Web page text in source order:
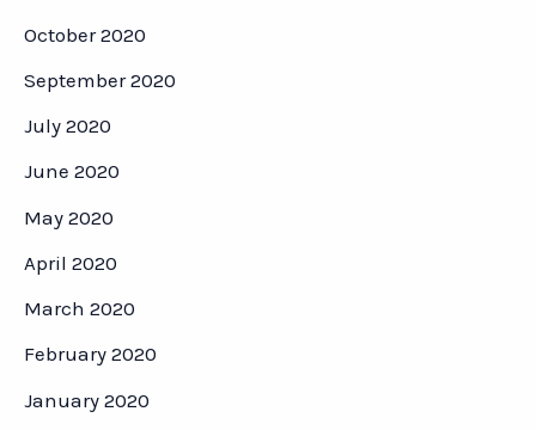
October 2020
September 2020
July 2020
June 2020
May 2020
April 2020
March 2020
February 2020
January 2020